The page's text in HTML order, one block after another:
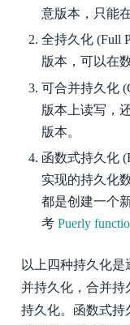
意版本，只能
全持久化 (Full
版本，可以在
可合并持久化
版本上读写，
版本。
函数式持久化
实现的持久化
都是创建一个
考Puerly
以上四种持久化
并持久化，合并持
持久化。函数式持